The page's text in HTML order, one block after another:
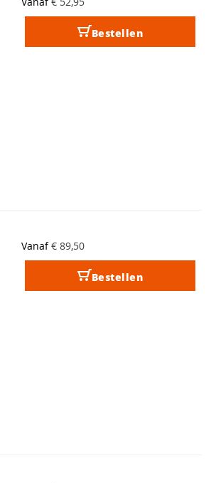
Bestellen
Vanaf € 89,50
Bestellen